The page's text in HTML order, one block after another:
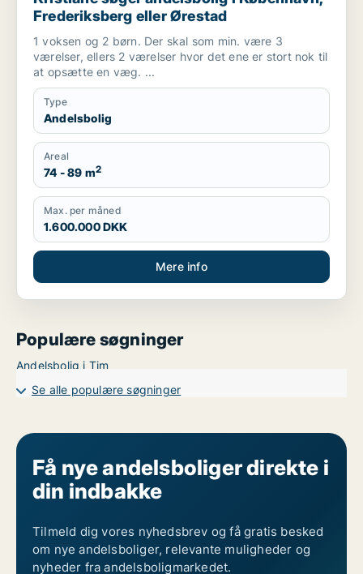
Frederiksberg eller Ørestad
1 voksen og 2 børn. Der skal som min. være 3
værelser, ellers 2 værelser hvor det ene er stort nok til
at opsætte en væg. ...
Type
Andelsbolig
Areal
74 - 89 m2
Max. per måned
1.600.000 DKK
Mere info
Populære søgninger
Andelsbolig i Tim
Se alle populære søgninger
Få nye andelsboliger direkte i
din indbakke
Tilmeld dig vores nyhedsbrev og få gratis besked
om nye andelsboliger, relevante muligheder og
nyheder fra andelsboligmarkedet.